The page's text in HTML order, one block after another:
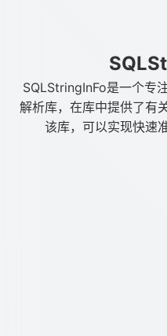
SQLStringInFo是一个专
解析库，在库中提供了有
该库，可以实现快速